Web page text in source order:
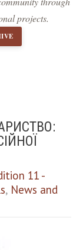
projects.
11 -
, News and